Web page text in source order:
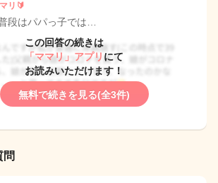
リ🔰
段はパパっ子では…
この回答の続きは
「ママリ」アプリ にて
お読みいただけます！
無料で続きを見る(全3件)
問